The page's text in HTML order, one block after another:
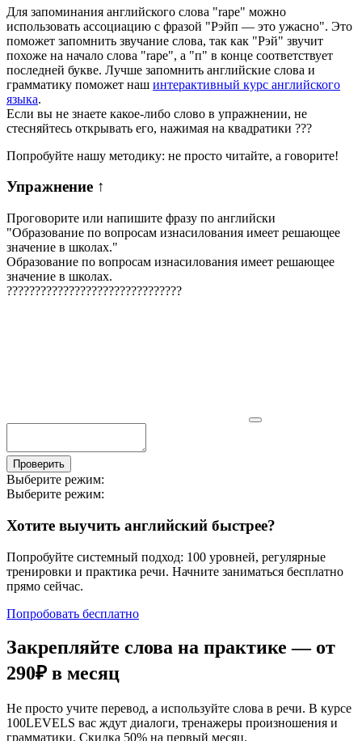
Для запоминания английского слова "rape" можно
использовать ассоциацию с фразой "Рэйп — это ужасно". Это
поможет запомнить звучание слова, так как "Рэй" звучит
похоже на начало слова "rape", а "п" в конце соответствует
последней букве. Лучше запомнить английские слова и
грамматику поможет наш интерактивный курс английского
языка.
Если вы не знаете какое-либо слово в упражнении, не
стесняйтесь открывать его, нажимая на квадратики ???
Попробуйте нашу методику: не просто читайте, а говорите!
Упражнение ↑
Проговорите или напишите фразу по английски
"Образование по вопросам изнасилования имеет решающее
значение в школах."
Образование по вопросам изнасилования имеет решающее
значение в школах.
???????????????????????????????
Проверить
Выберите режим:
Выберите режим:
Хотите выучить английский быстрее?
Попробуйте системный подход: 100 уровней, регулярные
тренировки и практика речи. Начните заниматься бесплатно
прямо сейчас.
Попробовать бесплатно
Закрепляйте слова на практике — от
290₽ в месяц
Не просто учите перевод, а используйте слова в речи. В курсе
100LEVELS вас ждут диалоги, тренажеры произношения и
грамматики. Скидка 50% на первый месяц.